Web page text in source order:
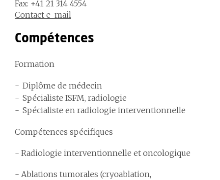
Fax: +41 21 314 4554
Contact e-mail
Compétences
Formation
Diplôme de médecin
Spécialiste ISFM, radiologie
Spécialiste en radiologie interventionnelle
Compétences spécifiques
- Radiologie interventionnelle et oncologique
- Ablations tumorales (cryoablation,